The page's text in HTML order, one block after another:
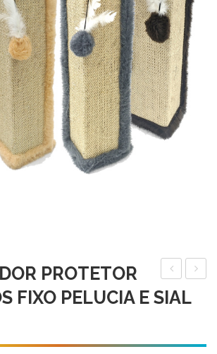
DE
FIXO
DE
E
PROTETOR
FIXO PELUCIA E SIAL